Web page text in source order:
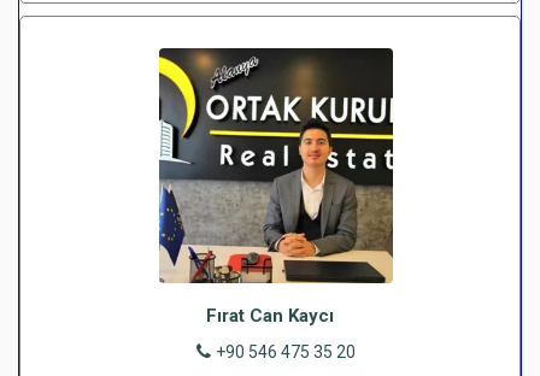
Fırat Can Kaycı
+90 546 475 35 20